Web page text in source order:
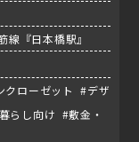
『日本橋駅』
クローゼット #デザ
らし向け #敷金・